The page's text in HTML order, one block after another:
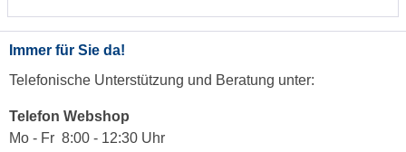
Immer für Sie da!
Telefonische Unterstützung und Beratung unter:
Telefon Webshop
Mo - Fr 8:00 - 12:30 Uhr